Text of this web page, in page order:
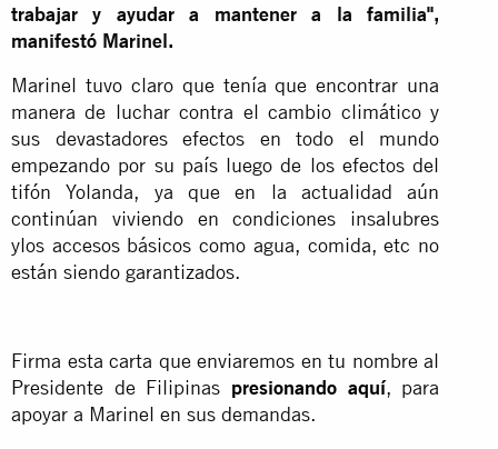
trabajar y ayudar a mantener a la familia",
manifestó Marinel.
Marinel tuvo claro que tenía que encontrar una
manera de luchar contra el cambio climático y
sus devastadores efectos en todo el mundo
empezando por su país luego de los efectos del
tifón Yolanda, ya que en la actualidad aún
continúan viviendo en condiciones insalubres
ylos accesos básicos como agua, comida, etc no
están siendo garantizados.
Firma esta carta que enviaremos en tu nombre al
Presidente de Filipinas presionando aquí, para
apoyar a Marinel en sus demandas.